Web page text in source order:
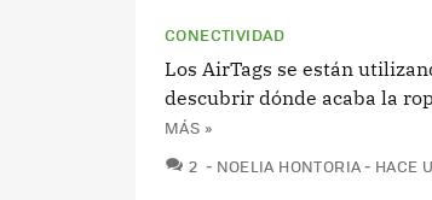
CONECTIVIDAD
Los AirTags se están
descubrir dónde acaba la
MÁS »
2 COMENTARIOS
NOELIA HONTORIA HACE